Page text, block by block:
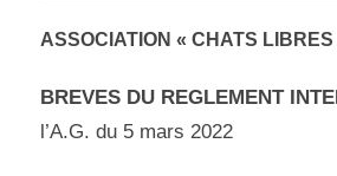
ASSOCIATION « CHATS
BREVES DU REGLEMENT
l’A.G. du 5 mars 2022